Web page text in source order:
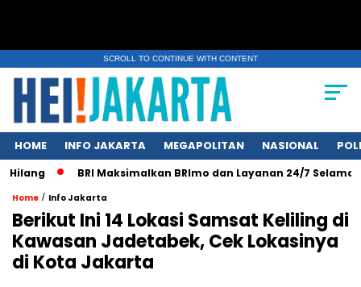
SCROLL TO CONTINUE WITH CONTENT
HOME INFO JAKARTA MEGAPOLITAN NASIONAL
BRI Maksimalkan BRImo dan Layanan 24/7 Selama
Home / Info Jakarta
Berikut Ini 14 Lokasi Samsat Keliling di
Kawasan Jadetabek, Cek Lokasinya
di Kota Jakarta